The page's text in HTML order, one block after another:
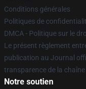
Conditions générales
Politiques de
DMCA - Politique sur le
Le présent règlement
publication au Journal
transparence de la
Notre soutien